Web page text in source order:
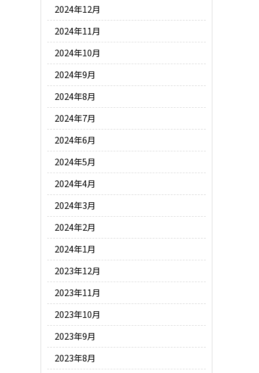
2024年12月
2024年11月
2024年10月
2024年9月
2024年8月
2024年7月
2024年6月
2024年5月
2024年4月
2024年3月
2024年2月
2024年1月
2023年12月
2023年11月
2023年10月
2023年9月
2023年8月